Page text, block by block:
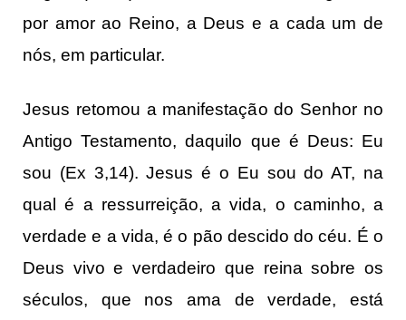
por amor ao Reino, a Deus e a cada um de
nós, em particular.
Jesus retomou a manifestação do Senhor no
Antigo Testamento, daquilo que é Deus: Eu
sou (Ex 3,14). Jesus é o Eu sou do AT, na
qual é a ressurreição, a vida, o caminho, a
verdade e a vida, é o pão descido do céu. É o
Deus vivo e verdadeiro que reina sobre os
séculos, que nos ama de verdade, está